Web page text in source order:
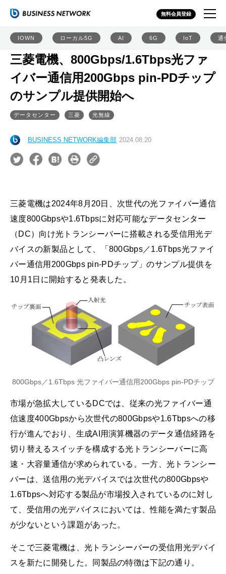
無料会員登録
IOWN ローカル5G AI 6G IoT 通
三菱電機、800Gbps/1.6Tbps光ファ
イバー通信用200Gbps pin-PDチップ
のサンプル提供開始へ
データセンター 三菱 光無線
BUSINESS NETWORK編集部 2024.08.20
三菱電機は2024年8月20日、次世代の光ファイバー通信
速度800Gbpsや1.6Tbpsに対応可能なデータセンター
（DC）向け光トランシーバーに搭載される受信用光デ
バイスの新製品として、「800Gbps／1.6Tbps光ファイ
バー通信用200Gbps pin-PDチップ」のサンプル提供を
10月1日に開始すると発表した。
800Gbps／1.6Tbps 光ファイバー通信用200Gbps pin-PDチップ
市場が急拡大しているDCでは、従来の光ファイバー通
信速度400Gbpsから次世代の800Gbpsや1.6Tbpsへの移
行が進んでおり、生成AI用演算機器のデータ通信経路を
切り替えるスイッチを構成する光トランシーバーに高
速・大容量通信が求められている。一方、光トランシー
バーは、送信用の光デバイスでは次世代の800Gbpsや
1.6Tbpsへ対応する製品が市場投入されているのに対し
て、受信用の光デバイスにおいては、性能を満たす製品
が少ないという課題があった。
そこで三菱電機は、光トランシーバーの受信用光デバイ
スを新たに開発した。同製品の特徴は下記の通り。